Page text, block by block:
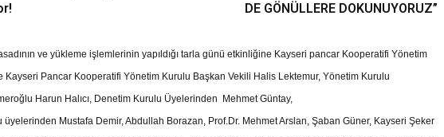
DE GÖNÜLLERE DOKUNUYORUZ”
ve yükleme işlemlerinin yapıldığı tarla günü etkinliğine Kayseri pancar Kooperatifi Yönetim
Kayseri Pancar Kooperatifi Yönetim Kurulu Başkan Vekili Halis Lektemur, Yönetim Kurulu
Harun Halıcı, Denetim Kurulu Üyelerinden Mehmet Güntay,
üyelerinden Mustafa Demir, Abdullah Borazan, Prof.Dr. Mehmet Arslan, Şaban Güner, Kayseri Şeker